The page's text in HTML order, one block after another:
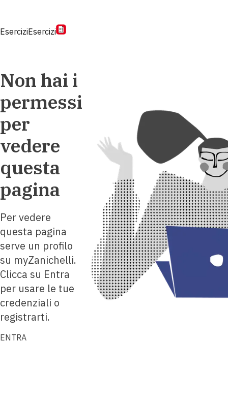
EserciziEsercizi
Non hai i
permessi
per
vedere
questa
pagina
Per vedere
questa pagina
serve un profilo
su myZanichelli.
Clicca su Entra
per usare le tue
credenziali o
registrarti.
ENTRA